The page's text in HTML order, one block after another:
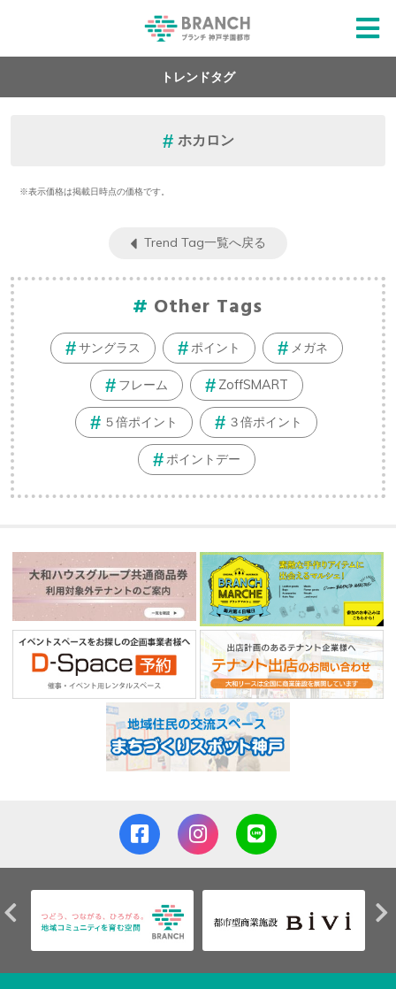
トレンドタグ
ホカロン
※表示価格は掲載日時点の価格です。
Trend Tag一覧へ戻る
Other Tags
サングラス ポイント メガネ
フレーム ZoffSMART
５倍ポイント ３倍ポイント
ポイントデー